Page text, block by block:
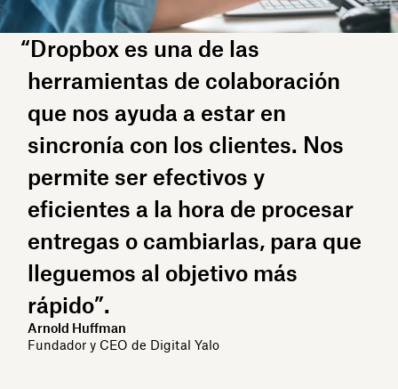
“Dropbox es una de las
herramientas de colaboración
que nos ayuda a estar en
sincronía con los clientes. Nos
permite ser efectivos y
eficientes a la hora de procesar
entregas o cambiarlas, para que
lleguemos al objetivo más
rápido”.
Arnold Huffman
Fundador y CEO de Digital Yalo